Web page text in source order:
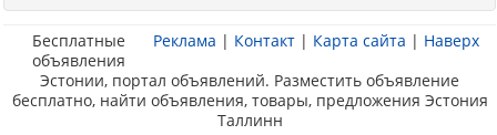
Реклама | Контакт | Карта сайта | Наверх
Бесплатные
объявления
Эстонии, портал объявлений. Разместить объявление
бесплатно, найти объявления, товары, предложения Эстония
Таллинн